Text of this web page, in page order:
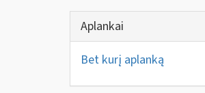
Aplankai
Bet kurį aplanką